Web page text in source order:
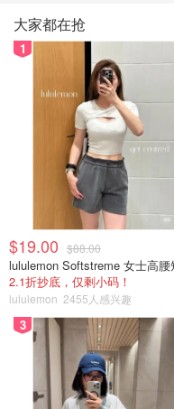
者所有」
马
务
是
马
斯克
预言
大家都在抢
1
$19.00 $88.00
2.1折抄底，仅剩小码！
lululemon 2455人感兴趣
3